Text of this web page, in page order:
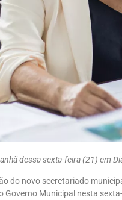
dessa sexta-feira (21) em
do novo secretariado
Governo Municipal nesta